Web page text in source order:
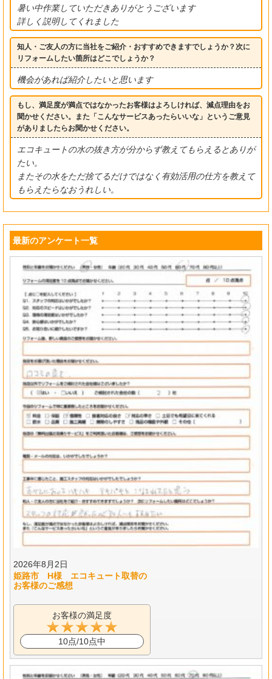
暑い中作業していただきありがとうございます
詳しく説明してくれました
知人・ご友人の方に当社をご紹介・おすすめできますでしょうか？次に
リフォームしたい箇所はどこでしょうか？
機会があれば紹介したいと思います
もし、満足度が満点ではなかったお客様はよろしければ、減点理由をお
聞かせください。また「こんなサービスあったらいいな」というご意見
がありましたらお聞かせください。
エコキュートの水の抜き方が分からず教えてもらえるとありが
たい。
またその水をただ捨てるだけではなく有効活用の仕方を教えて
もらえたらなおうれしい。
最新のアンケート一覧
2026年8月2日
姫路市 H様 エコキュート取替の
お客様のご感想
お客様の満足度
10点/10点中